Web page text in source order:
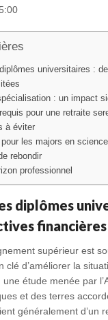
universitaires :
: un impact
pour une retraite
à éviter
les majors en
rebondir
professionnel
diplômes
supérieur est
clé d’améliorer la
étude menée par
et des terres
généralement d’un